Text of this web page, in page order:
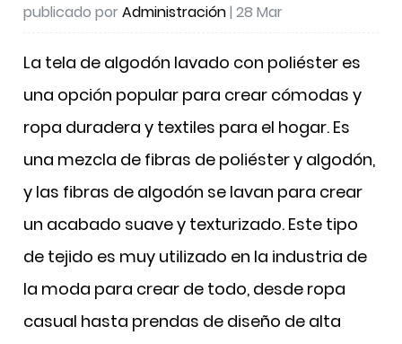
publicado porAdministración| 28 Mar
La tela de algodón lavado con poliéster es
una opción popular para crear cómodasy
ropa duradera y textiles para el hogar. Es
una mezcla de fibras de poliéster y algodón,
y las fibras de algodón se lavan para crear
un acabado suave y texturizado. Este tipo
de tejido es muy utilizado en la industria de
la moda para crear de todo, desde ropa
casual hasta prendas de diseño de alta